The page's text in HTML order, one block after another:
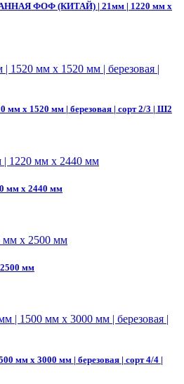
ФОФ (КИТАЙ) | 21мм | 1220 мм х
мм х 1520 мм | березовая | сорт 2/3 | Ш2
мм х 2440 мм
мм
мм х 3000 мм | березовая | сорт 4/4 |